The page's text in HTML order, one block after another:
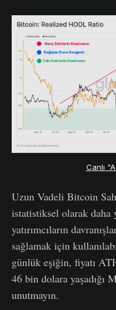
Canlı
Uzun Vadeli Bitcoin
istatistiksel olarak daha
yatırımcıların
sağlamak için
günlük eşiğin, fiyatı
46 bin dolara yaşadığı
unutmayın.